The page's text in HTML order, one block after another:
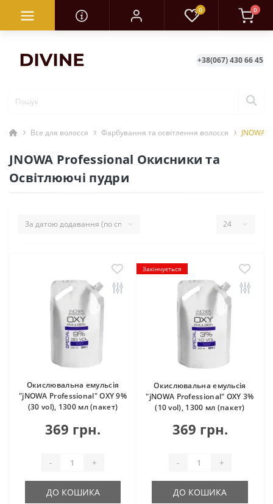
0 0
+38(067) 430 66 45
Все для волосся Фарбування та освітлення волосся JNOWA
JNOWA Professional Окисники та
Освітлюючі пудри
Окислювальна емульсія
"jNOWA Professional" OXY 9%
(30 vol), 1300 мл (пакет)
369 грн.
- +
ДО КОШИКА
Закінчується
Окислювальна емульсія
"jNOWA Professional" OXY 3%
(10 vol), 1300 мл (пакет)
369 грн.
- +
ДО КОШИКА